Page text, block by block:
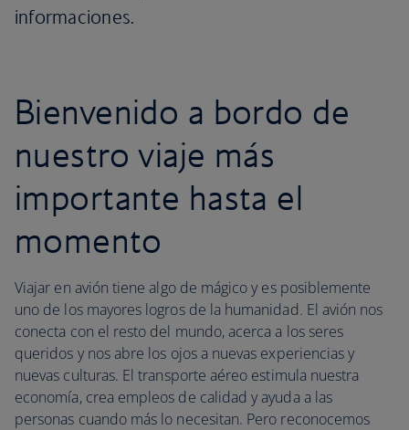
informaciones.
Bienvenido a bordo de
nuestro viaje más
importante hasta el
momento
Viajar en avión tiene algo de mágico y es posiblemente
uno de los mayores logros de la humanidad. El avión nos
conecta con el resto del mundo, acerca a los seres
queridos y nos abre los ojos a nuevas experiencias y
nuevas culturas. El transporte aéreo estimula nuestra
economía, crea empleos de calidad y ayuda a las
personas cuando más lo necesitan. Pero reconocemos